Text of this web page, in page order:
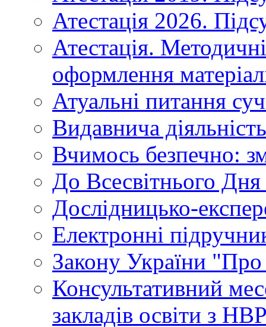
Атестація 2026.
Атестація.
оформлення
Атуальні питання
Видавнича діяльність
Вчимось безпечно:
До Всесвітнього Дня
Дослідницько-
Електронні
Закону України "Про
Консультативний
закладів освіти з